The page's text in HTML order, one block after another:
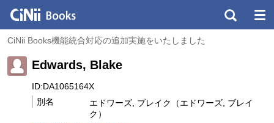
CiNii Books機能統合対応の追加実施をいたしました
Edwards, Blake
ID:DA1065164X
別名
エドワーズ, ブレイク（エドワーズ, ブレイ
ク）